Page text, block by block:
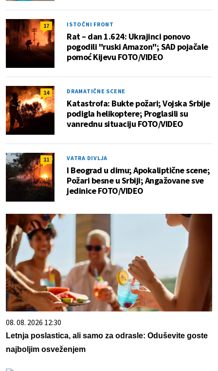
17 ISTOČNI FRONT
Rat – dan 1.624: Ukrajinci ponovo
pogodili "ruski Amazon"; SAD pojačale
pomoć Kijevu FOTO/VIDEO
14 DRAMATIČNE SCENE
Katastrofa: Bukte požari; Vojska Srbije
podigla helikoptere; Proglasili su
vanrednu situaciju FOTO/VIDEO
11 VATRA DIVLJA
I Beograd u dimu; Apokaliptične scene;
Požari besne u Srbiji; Angažovane sve
jedinice FOTO/VIDEO
08. 08. 2026 12:30
Letnja poslastica, ali samo za odrasle: Oduševite goste
najboljim osveženjem